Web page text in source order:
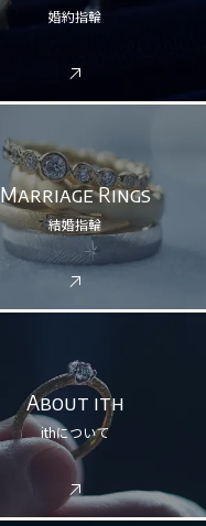
婚約指輪
Marriage Rings
結婚指輪
About ith
ithについて